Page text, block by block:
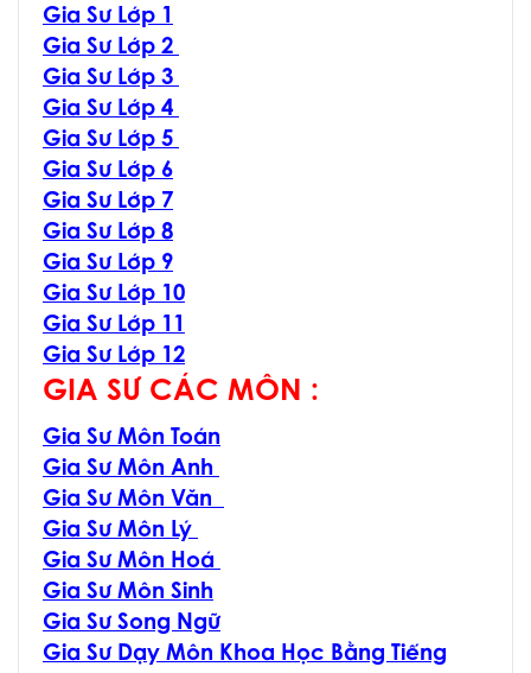
Gia Sư Lớp 1
Gia Sư Lớp 2
Gia Sư Lớp 3
Gia Sư Lớp 4
Gia Sư Lớp 5
Gia Sư Lớp 6
Gia Sư Lớp 7
Gia Sư Lớp 8
Gia Sư Lớp 9
Gia Sư Lớp 10
Gia Sư Lớp 11
Gia Sư Lớp 12
GIA SƯ CÁC MÔN :
Gia Sư Môn Toán
Gia Sư Môn Anh
Gia Sư Môn Văn
Gia Sư Môn Lý
Gia Sư Môn Hoá
Gia Sư Môn Sinh
Gia Sư Song Ngữ
Gia Sư Dạy Môn Khoa Học Bằng Tiếng